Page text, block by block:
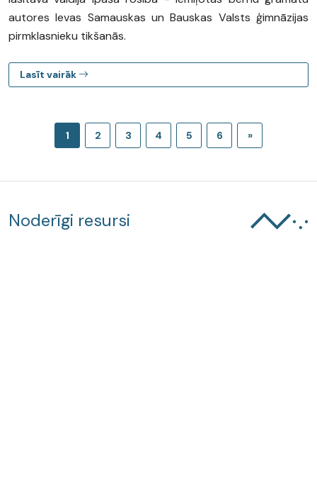
autores Ievas Samauskas un Bauskas Valsts ģimnāzijas
pirmklasnieku tikšanās.
Lasīt vairāk
1 2 3 4 5 6 »
Noderīgi resursi